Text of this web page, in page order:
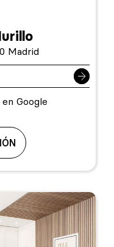
Madrid
Google